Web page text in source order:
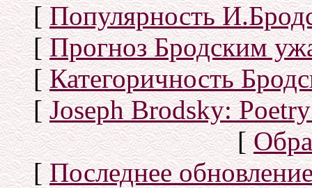
[Популярность
[Прогноз Бродским
[Категоричность
[Joseph Brodsky:
[
[Последнее